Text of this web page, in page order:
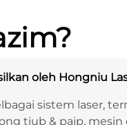
oleh Hongniu
sistem laser,
tiub & paip,